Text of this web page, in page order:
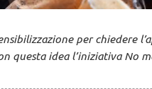
per chiedere
questa idea l’iniziativa No